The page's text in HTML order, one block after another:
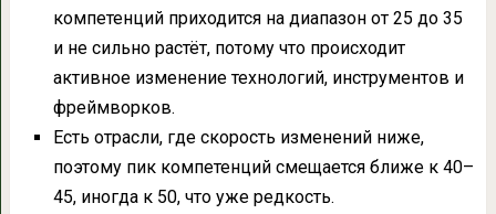
компетенций приходится на диапазон от 25 до 35
и не сильно растёт, потому что происходит
активное изменение технологий, инструментов и
фреймворков.
Есть отрасли, где скорость изменений ниже,
поэтому пик компетенций смещается ближе к 40–
45, иногда к 50, что уже редкость.